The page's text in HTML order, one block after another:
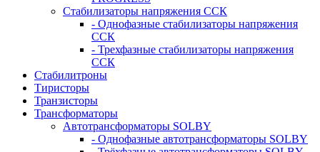
Стабилизаторы напряжения ССК
- Однофазные стабилизаторы напряжения
ССК
- Трехфазные стабилизаторы напряжения
ССК
Стабилитроны
Тиристоры
Транзисторы
Трансформаторы
Автотрансформаторы SOLBY
- Однофазные автотрансформаторы SOLBY